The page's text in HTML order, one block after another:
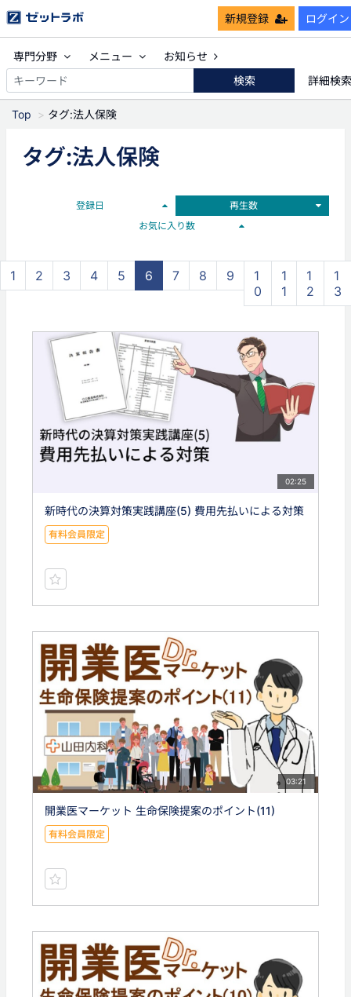
新規登録 ログイン
専門分野 メニュー
お知らせ
検索
詳細検
Top タグ:法人保険
タグ:法人保険
登録日
再生数
お気に入り数
1 2 3 4 5 6 7 8 9
1
0
1
1
1
2
1
3
02:25
新時代の決算対策実践講座(5) 費用先払いによる対策
有料会員限定
03:21
開業医マーケット 生命保険提案のポイント(11)
有料会員限定